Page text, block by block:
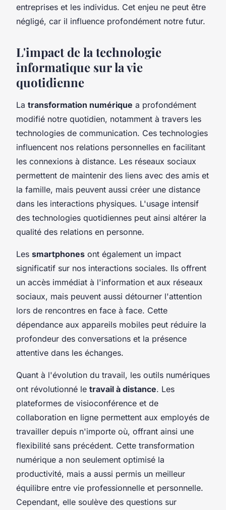
entreprises et les individus. Cet enjeu ne peut être
négligé, car il influence profondément notre futur.
L'impact de la technologie
informatique sur la vie
quotidienne
La transformation numérique a profondément
modifié notre quotidien, notamment à travers les
technologies de communication. Ces technologies
influencent nos relations personnelles en facilitant
les connexions à distance. Les réseaux sociaux
permettent de maintenir des liens avec des amis et
la famille, mais peuvent aussi créer une distance
dans les interactions physiques. L'usage intensif
des technologies quotidiennes peut ainsi altérer la
qualité des relations en personne.
Les smartphones ont également un impact
significatif sur nos interactions sociales. Ils offrent
un accès immédiat à l'information et aux réseaux
sociaux, mais peuvent aussi détourner l'attention
lors de rencontres en face à face. Cette
dépendance aux appareils mobiles peut réduire la
profondeur des conversations et la présence
attentive dans les échanges.
Quant à l'évolution du travail, les outils numériques
ont révolutionné le travail à distance. Les
plateformes de visioconférence et de
collaboration en ligne permettent aux employés de
travailler depuis n'importe où, offrant ainsi une
flexibilité sans précédent. Cette transformation
numérique a non seulement optimisé la
productivité, mais a aussi permis un meilleur
équilibre entre vie professionnelle et personnelle.
Cependant, elle soulève des questions sur